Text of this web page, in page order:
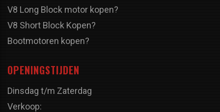
V8 Long Block motor kopen?
V8 Short Block Kopen?
Bootmotoren kopen?
OPENINGSTIJDEN
Dinsdag t/m Zaterdag
Verkoop: